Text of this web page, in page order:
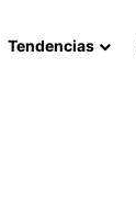
Tendencias